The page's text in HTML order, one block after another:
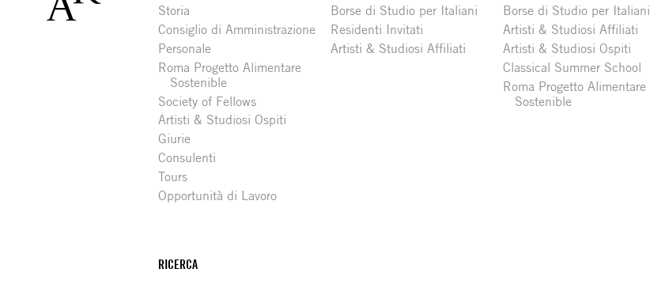
Storia
Consiglio di Amministrazione
Personale
Roma Progetto Alimentare
Sostenible
Society of Fellows
Artisti & Studiosi Ospiti
Giurie
Consulenti
Tours
Opportunità di Lavoro
Borse di Studio per Italiani
Residenti Invitati
Artisti & Studiosi Affiliati
Borse di Studio per Italiani
Artisti & Studiosi Affiliati
Artisti & Studiosi Ospiti
Classical Summer School
Roma Progetto Alimentare
Sostenible
RICERCA